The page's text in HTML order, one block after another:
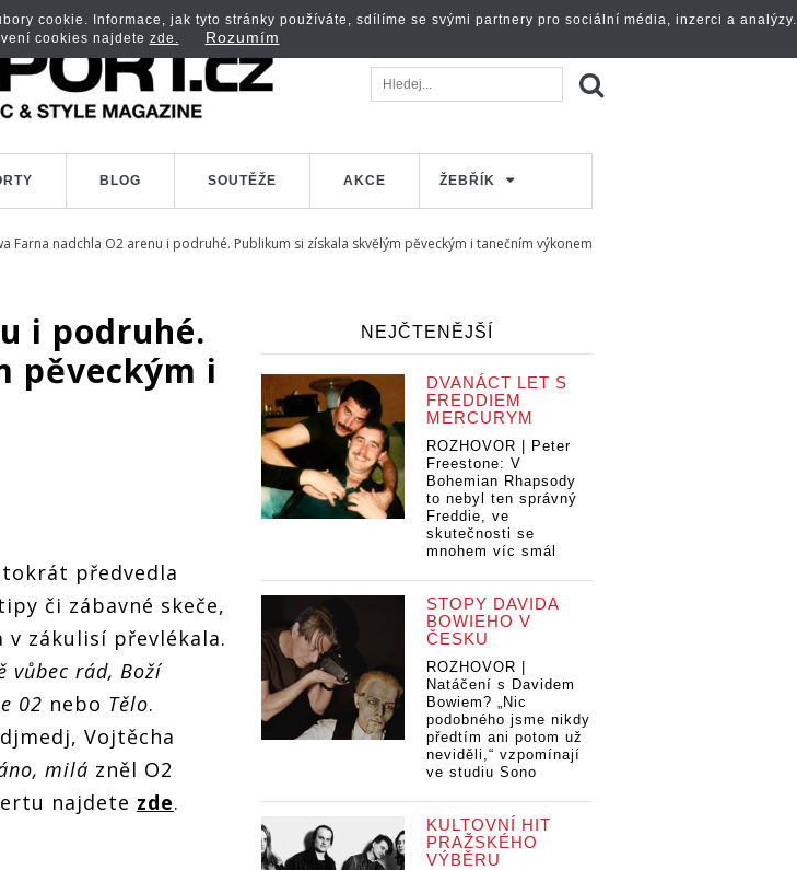
BLOG SOUTĚŽE AKCE ŽEBŘÍK
Farna nadchla O2 arenu i podruhé. Publikum si získala skvělým pěveckým i tanečním výkonem
i podruhé.
pěveckým i
předvedla
či zábavné skeče,
v zákulisí převlékala.
vůbec rád, Boží
02 nebo Tělo.
Vojtěcha
milá zněl O2
najdete zde.
NEJČTENĚJŠÍ
DVANÁCT LET S
FREDDIEM
MERCURYM
ROZHOVOR | Peter
Freestone: V
Bohemian Rhapsody
to nebyl ten správný
Freddie, ve
skutečnosti se
mnohem víc smál
STOPY DAVIDA
BOWIEHO V
ČESKU
ROZHOVOR |
Natáčení s Davidem
Bowiem? „Nic
podobného jsme nikdy
předtím ani potom už
neviděli,“ vzpomínají
ve studiu Sono
KULTOVNÍ HIT
PRAŽSKÉHO
VÝBĚRU
cookie. Informace, jak tyto stránky používáte, sdílíme se svými partnery pro sociální média, inzerci a analýzy.
cookies najdete zde. Rozumím